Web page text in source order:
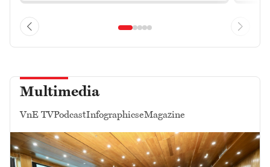
Multimedia
VnE TVPodcastInfographicseMagazine